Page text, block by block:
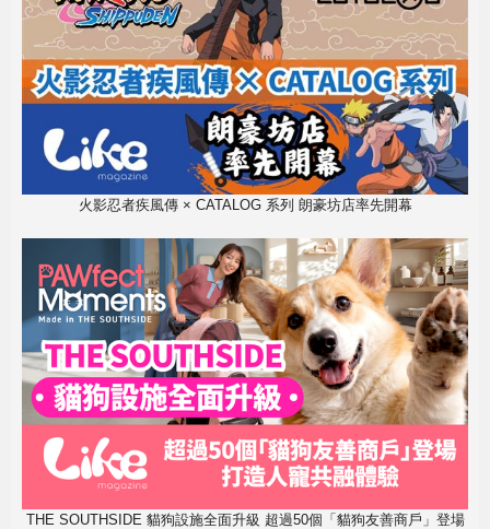
火影忍者疾風傳 × CATALOG 系列 朗豪坊店率先開幕
THE SOUTHSIDE 貓狗設施全面升級 超過50個「貓狗友善商戶」登場